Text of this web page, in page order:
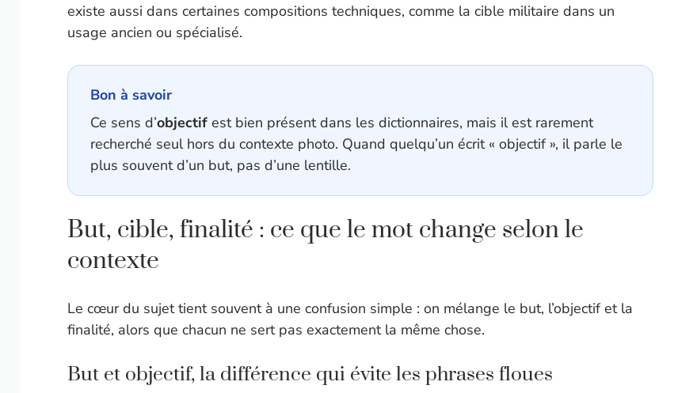
existe aussi dans certaines compositions techniques, comme la cible militaire dans un
usage ancien ou spécialisé.
Bon à savoir
Ce sens d’objectif est bien présent dans les dictionnaires, mais il est rarement
recherché seul hors du contexte photo. Quand quelqu’un écrit « objectif », il parle le
plus souvent d’un but, pas d’une lentille.
But, cible, finalité : ce que le mot change selon le
contexte
Le cœur du sujet tient souvent à une confusion simple : on mélange le but, l’objectif et la
finalité, alors que chacun ne sert pas exactement la même chose.
But et objectif, la différence qui évite les phrases floues